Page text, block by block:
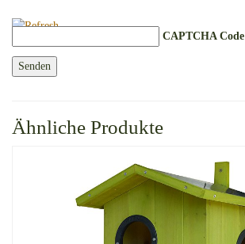
CAPTCHA Code
Ähnliche Produkte